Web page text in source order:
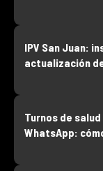
IPV San Juan:
actualización
Turnos de
WhatsApp: